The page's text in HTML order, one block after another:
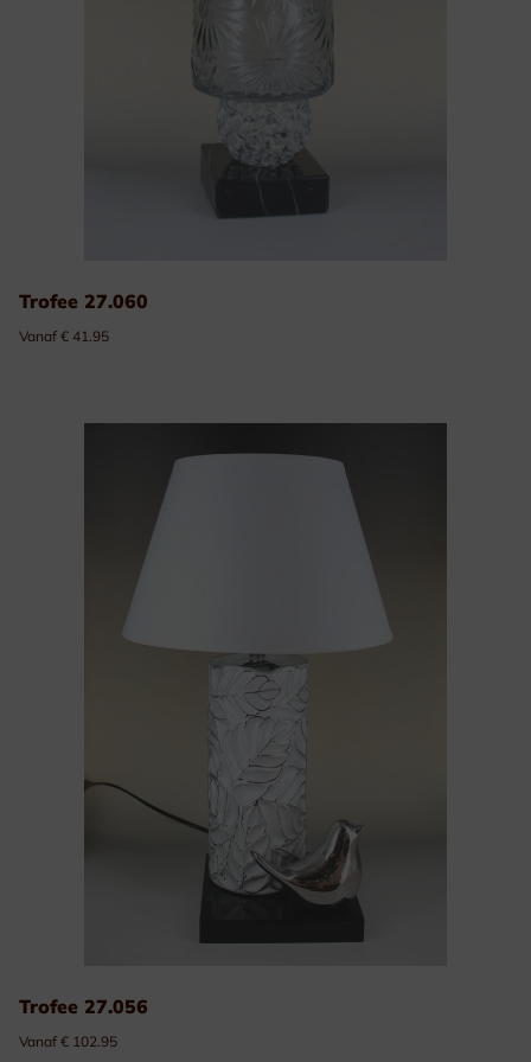
Trofee 27.060
Vanaf € 41.95
Trofee 27.056
Vanaf € 102.95